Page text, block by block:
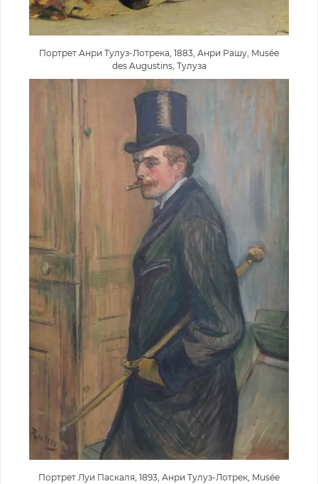
Портрет Анри Тулуз-Лотрека, 1883, Анри Рашу, Musée
des Augustins, Тулуза
Портрет Луи Паскаля, 1893, Анри Тулуз-Лотрек, Musée